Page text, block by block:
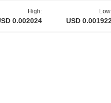
High:
0.002024 USD
사용자 참여를 향상시키는 강력
니다. 기가차드 토큰의 초기 배포